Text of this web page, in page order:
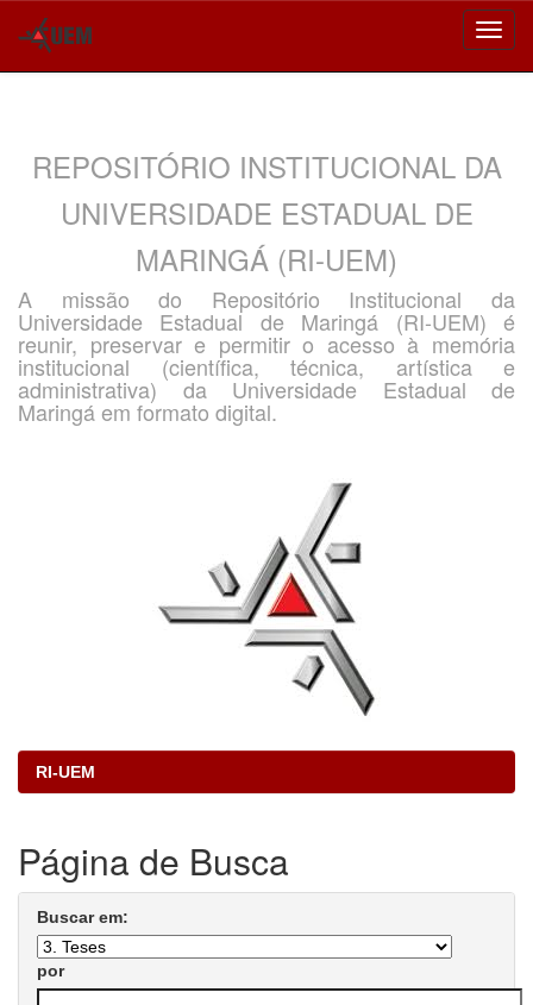
REPOSITÓRIO INSTITUCIONAL DA
UNIVERSIDADE ESTADUAL DE
MARINGÁ (RI-UEM)
A missão do Repositório Institucional da
Universidade Estadual de Maringá (RI-UEM) é
reunir, preservar e permitir o acesso à memória
institucional (científica, técnica, artística e
administrativa) da Universidade Estadual de
Maringá em formato digital.
RI-UEM
Página de Busca
Buscar em:
por